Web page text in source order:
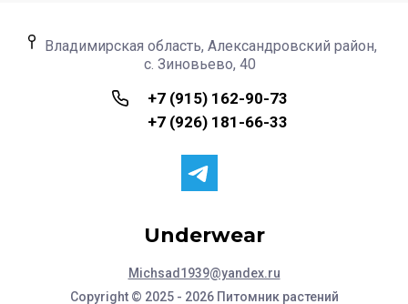
Underwear
Michsad1939@yandex.ru
Copyright © 2025 - 2026 Питомник растений
Владимирская область, Александровский район,
с. Зиновьево, 40
+7 (915) 162-90-73
+7 (926) 181-66-33